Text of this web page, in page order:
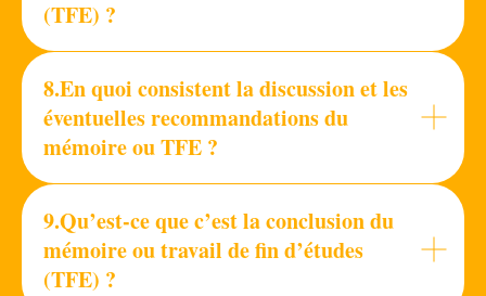
(TFE) ?
8.En quoi consistent la discussion et les
éventuelles recommandations du
mémoire ou TFE ?
9.Qu’est-ce que c’est la conclusion du
mémoire ou travail de fin d’études
(TFE) ?